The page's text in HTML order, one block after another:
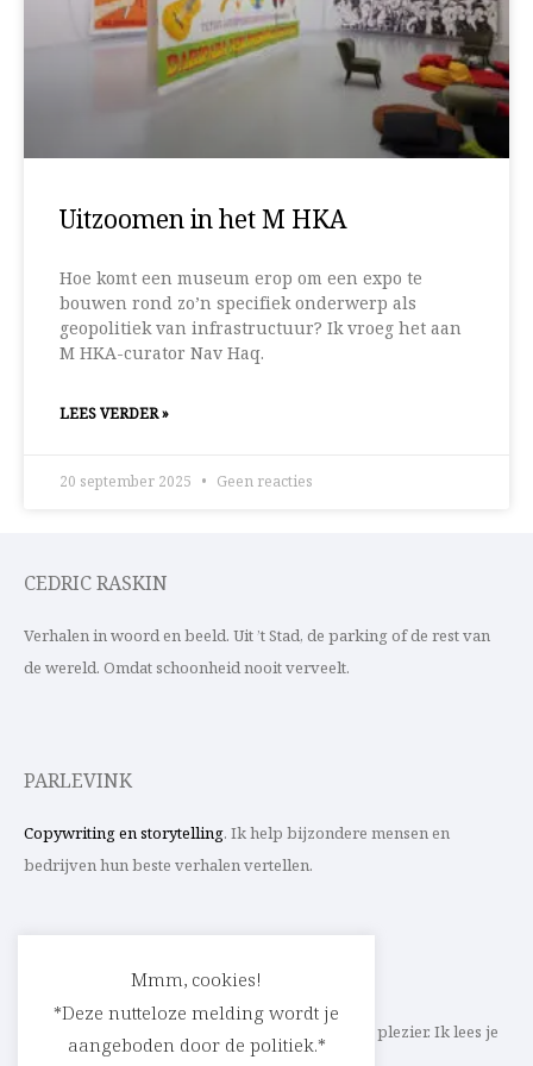
Uitzoomen in het M HKA
Hoe komt een museum erop om een expo te
bouwen rond zo’n specifiek onderwerp als
geopolitiek van infrastructuur? Ik vroeg het aan
M HKA-curator Nav Haq.
LEES VERDER »
20 september 2025 Geen reacties
CEDRIC RASKIN
Verhalen in woord en beeld. Uit ’t Stad, de parking of de rest van
de wereld. Omdat schoonheid nooit verveelt.
PARLEVINK
Copywriting en storytelling. Ik help bijzondere mensen en
bedrijven hun beste verhalen vertellen.
Schrijf ik straks mee aan jouw verhaal? Met veel plezier. Ik lees je
Mmm, cookies!
*Deze nutteloze melding wordt je
aangeboden door de politiek.*